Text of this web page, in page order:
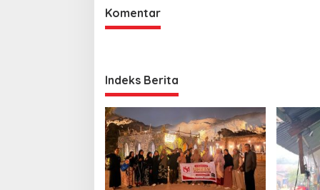
Komentar
Indeks Berita